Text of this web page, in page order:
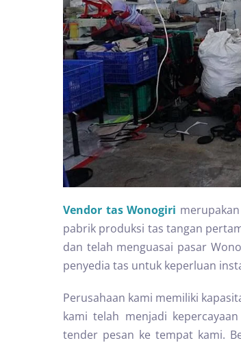
Vendor tas Wonogiri
pabrik produksi tas tangan
dan telah menguasai pasar
penyedia tas untuk keperluan
Perusahaan kami memiliki
kami telah menjadi
tender pesan ke tempat kami.